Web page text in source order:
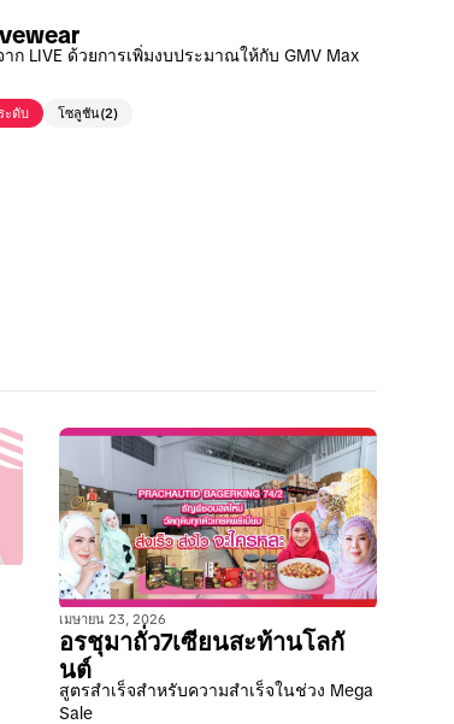
ก LIVE ด้วยการเพิ่มงบประมาณให้กับ GMV Max
ะดับ โซลูชัน(2)
เมษายน 23, 2026
อรชุมาถั่ว7เซียนสะท้านโลกั
นต์
สูตรสำเร็จสำหรับความสำเร็จในช่วง Mega
Sale